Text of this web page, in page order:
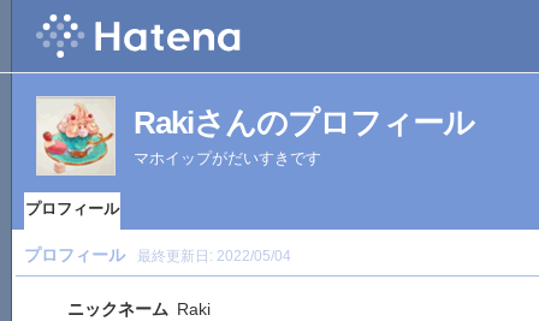
Rakiさんのプロフィール
マホイップがだいすきです
プロフィール
プロフィール 最終更新日: 2022/05/04
ニックネーム Raki